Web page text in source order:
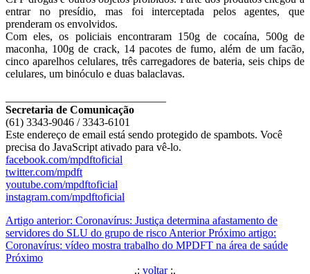
entrar no presídio, mas foi interceptada pelos agentes, que
prenderam os envolvidos.
Com eles, os policiais encontraram 150g de cocaína, 500g de
maconha, 100g de crack, 14 pacotes de fumo, além de um facão,
cinco aparelhos celulares, três carregadores de bateria, seis chips de
celulares, um binóculo e duas balaclavas.
Secretaria de Comunicação
(61) 3343-9046 / 3343-6101
Este endereço de email está sendo protegido de spambots. Você
precisa do JavaScript ativado para vê-lo.
facebook.com/mpdftoficial
twitter.com/mpdft
youtube.com/mpdftoficial
instagram.com/mpdftoficial
Artigo anterior: Coronavírus: Justiça determina afastamento de
servidores do SLU do grupo de risco Anterior Próximo artigo:
Coronavírus: vídeo mostra trabalho do MPDFT na área de saúde
Próximo
.: voltar:.